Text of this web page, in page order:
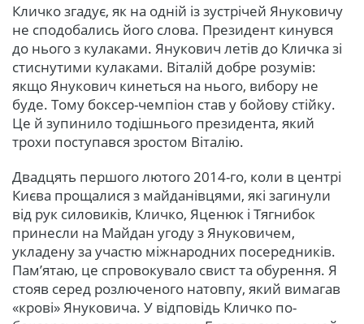
Кличко згадує, як на одній із зустрічей Януковичу
не сподобались його слова. Президент кинувся
до нього з кулаками. Янукович летів до Кличка зі
стиснутими кулаками. Віталій добре розумів:
якщо Янукович кинеться на нього, вибору не
буде. Тому боксер-чемпіон став у бойову стійку.
Це й зупинило тодішнього президента, який
трохи поступався зростом Віталію.
Двадцять першого лютого 2014-го, коли в центрі
Києва прощалися з майданівцями, які загинули
від рук силовиків, Кличко, Яценюк і Тягнибок
принесли на Майдан угоду з Януковичем,
укладену за участю міжнародних посередників.
Пам’ятаю, це спровокувало свист та обурення. Я
стояв серед розлюченого натовпу, який вимагав
«крові» Януковича. У відповідь Кличко по-